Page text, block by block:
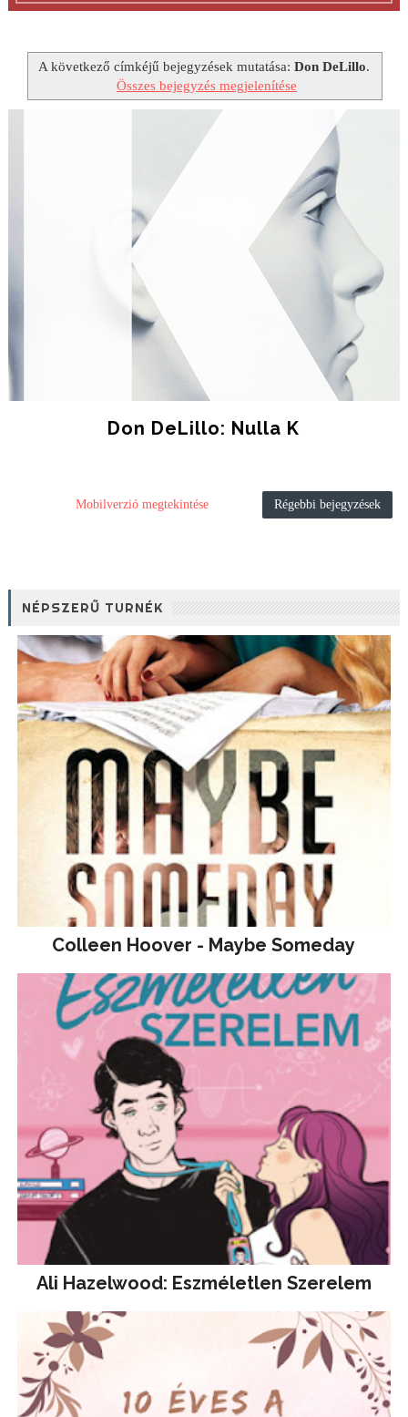
A következő címkéjű bejegyzések mutatása: Don DeLillo.
Összes bejegyzés megjelenítése
Don DeLillo: Nulla K
Régebbi bejegyzések
Mobilverzió megtekintése
NÉPSZERŰ TURNÉK
Colleen Hoover - Maybe Someday
Ali Hazelwood: Eszméletlen Szerelem